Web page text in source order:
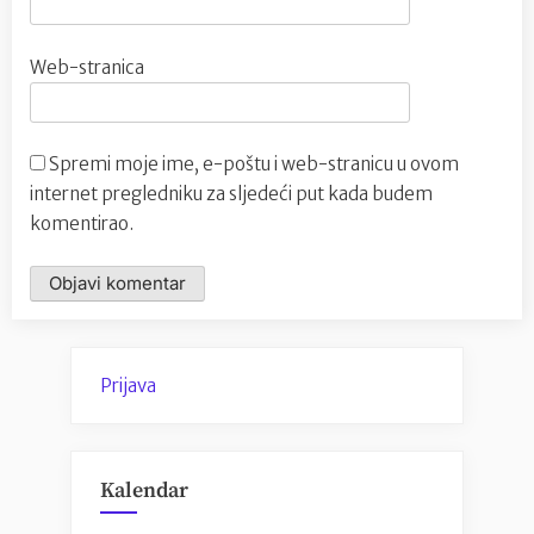
Web-stranica
Spremi moje ime, e-poštu i web-stranicu u ovom
internet pregledniku za sljedeći put kada budem
komentirao.
Prijava
Kalendar